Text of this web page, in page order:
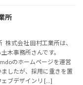
所
株式会社 田村工業所は、
木事務所さんです。
のホームページを運営
したが、採用に重きを置
ェブデザインリ […]